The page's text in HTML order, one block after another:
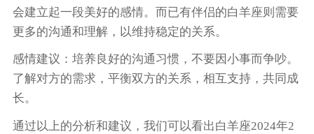
会建立起一段美好的感情。而已有伴侣的白羊座则需要
更多的沟通和理解，以维持稳定的关系。
感情建议：培养良好的沟通习惯，不要因小事而争吵。
了解对方的需求，平衡双方的关系，相互支持，共同成
长。
通过以上的分析和建议，我们可以看出白羊座2024年2